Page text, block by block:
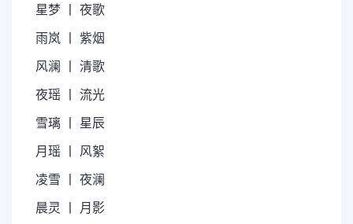
星梦 丨 夜歌
雨岚 丨 紫烟
风澜 丨 清歌
夜瑶 丨 流光
雪璃 丨 星辰
月瑶 丨 风絮
凌雪 丨 夜澜
晨灵 丨 月影